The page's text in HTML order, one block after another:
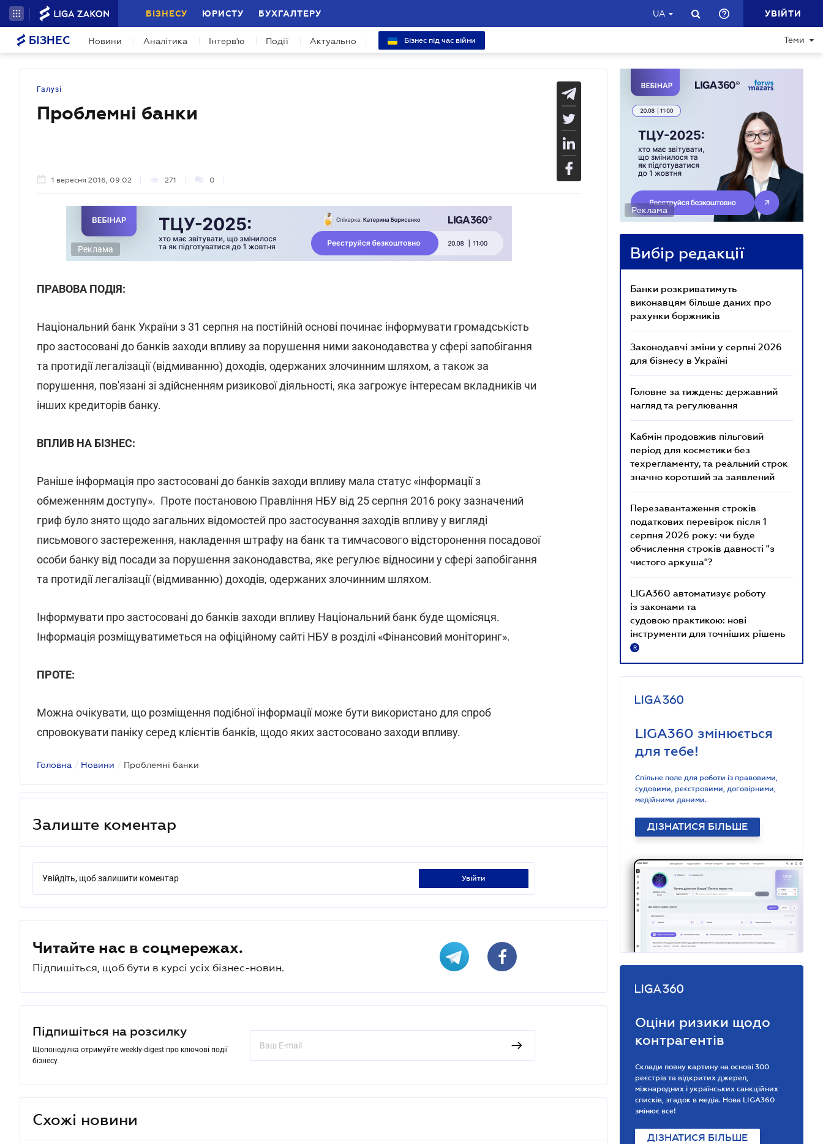
БІЗНЕСУ ЮРИСТУ БУХГАЛТЕРУ UA УВІЙТИ
БІЗНЕС Новини Аналітика Інтерв'ю Події Актуально Бізнес під час війни Теми
Галузі
Проблемні банки
1 вересня 2016, 09:02 271 0
Реклама
ПРАВОВА ПОДІЯ:
Національний банк України з 31 серпня на постійній основі починає інформувати громадськість
про застосовані до банків заходи впливу за порушення ними законодавства у сфері запобігання
та протидії легалізації (відмиванню) доходів, одержаних злочинним шляхом, а також за
порушення, пов'язані зі здійсненням ризикової діяльності, яка загрожує інтересам вкладників чи
інших кредиторів банку.
ВПЛИВ НА БІЗНЕС:
Раніше інформація про застосовані до банків заходи впливу мала статус «інформації з
обмеженням доступу». Проте постановою Правління НБУ від 25 серпня 2016 року зазначений
гриф було знято щодо загальних відомостей про застосування заходів впливу у вигляді
письмового застереження, накладення штрафу на банк та тимчасового відсторонення посадової
особи банку від посади за порушення законодавства, яке регулює відносини у сфері запобігання
та протидії легалізації (відмиванню) доходів, одержаних злочинним шляхом.
Інформувати про застосовані до банків заходи впливу Національний банк буде щомісяця.
Інформація розміщуватиметься на офіційному сайті НБУ в розділі «Фінансовий моніторинг».
ПРОТЕ:
Можна очікувати, що розміщення подібної інформації може бути використано для спроб
спровокувати паніку серед клієнтів банків, щодо яких застосовано заходи впливу.
Головна / Новини / Проблемні банки
Залиште коментар
Увійдіть, щоб залишити коментар увійти
Читайте нас в соцмережах.
Підпишіться, щоб бути в курсі усіх бізнес-новин.
Підпишіться на розсилку
Щопонеділка отримуйте weekly-digest про ключові події
бізнесу
Схожі новини
Реклама
Вибір редакції
Банки розкриватимуть
виконавцям більше даних про
рахунки боржників
Законодавчі зміни у серпні 2026
для бізнесу в Україні
Головне за тиждень: державний
нагляд та регулювання
Кабмін продовжив пільговий
період для косметики без
техрегламенту, та реальний строк
значно коротший за заявлений
Перезавантаження строків
податкових перевірок після 1
серпня 2026 року: чи буде
обчислення строків давності "з
чистого аркуша"?
LIGA360 автоматизує роботу
із законами та
судовою практикою: нові
інструменти для точніших рішень
R
LIGA360 змінюється
для тебе!
Спільне поле для роботи із правовими,
судовими, реєстровими, договірними,
медійними даними.
ДІЗНАТИСЯ БІЛЬШЕ
Оціни ризики щодо
контрагентів
Склади повну картину на основі 300
реєстрів та відкритих джерел,
міжнародних і українських санкційних
списків, згадок в медіа. Нова LIGA360
змінює все!
ДІЗНАТИСЯ БІЛЬШЕ